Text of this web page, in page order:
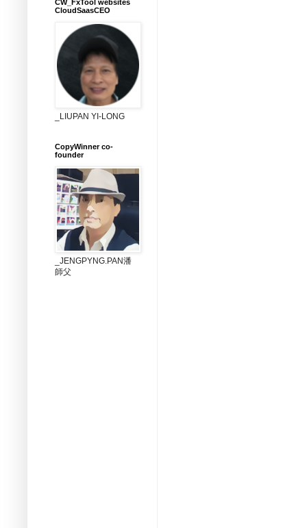
CW_FxTool websites
CloudSaasCEO
_LIUPAN YI-LONG
CopyWinner co-
founder
_JENGPYNG.PAN潘
師父